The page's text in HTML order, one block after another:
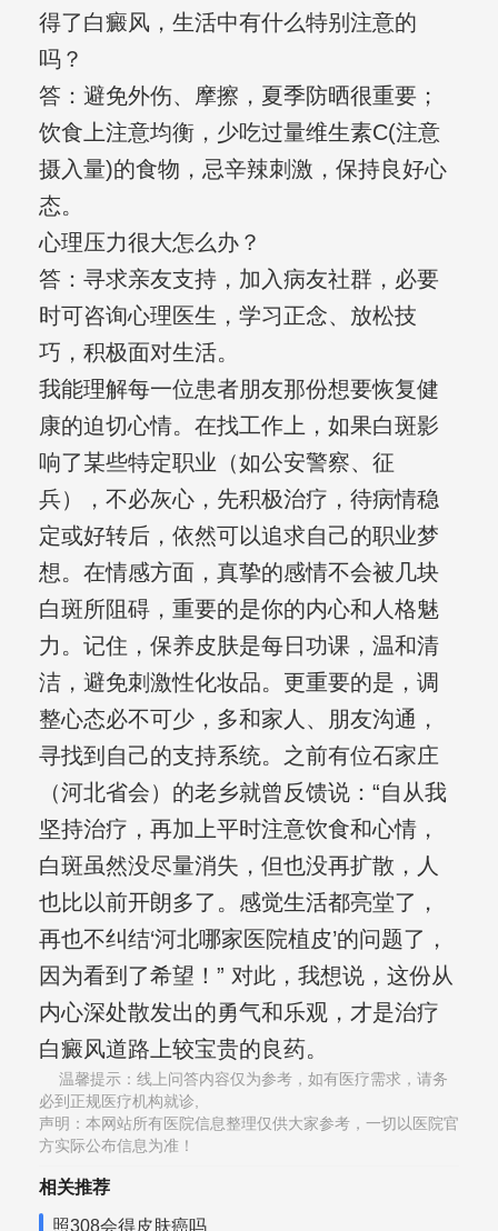
得了白癜风，生活中有什么特别注意的
吗？
答：避免外伤、摩擦，夏季防晒很重要；
饮食上注意均衡，少吃过量维生素C(注意
摄入量)的食物，忌辛辣刺激，保持良好心
态。
心理压力很大怎么办？
答：寻求亲友支持，加入病友社群，必要
时可咨询心理医生，学习正念、放松技
巧，积极面对生活。
我能理解每一位患者朋友那份想要恢复健
康的迫切心情。在找工作上，如果白斑影
响了某些特定职业（如公安警察、征
兵），不必灰心，先积极治疗，待病情稳
定或好转后，依然可以追求自己的职业梦
想。在情感方面，真挚的感情不会被几块
白斑所阻碍，重要的是你的内心和人格魅
力。记住，保养皮肤是每日功课，温和清
洁，避免刺激性化妆品。更重要的是，调
整心态必不可少，多和家人、朋友沟通，
寻找到自己的支持系统。之前有位石家庄
（河北省会）的老乡就曾反馈说：“自从我
坚持治疗，再加上平时注意饮食和心情，
白斑虽然没尽量消失，但也没再扩散，人
也比以前开朗多了。感觉生活都亮堂了，
再也不纠结‘河北哪家医院植皮’的问题了，
因为看到了希望！” 对此，我想说，这份从
内心深处散发出的勇气和乐观，才是治疗
白癜风道路上较宝贵的良药。
温馨提示：线上问答内容仅为参考，如有医疗需求，请务
必到正规医疗机构就诊,
声明：本网站所有医院信息整理仅供大家参考，一切以医院官
方实际公布信息为准！
相关推荐
照308会得皮肤癌吗